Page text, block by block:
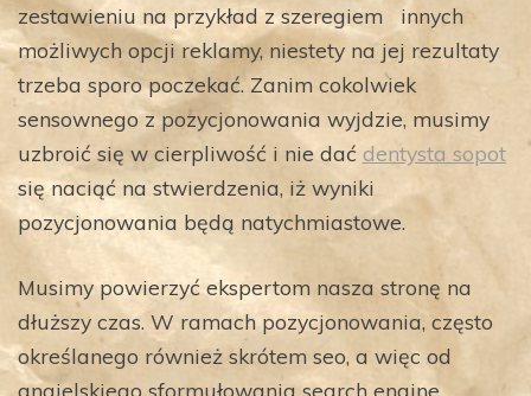
zestawieniu na przykład z szeregiem ​ innych
możliwych opcji reklamy, niestety na jej rezultaty
trzeba sporo poczekać. Zanim cokolwiek
sensownego z pozycjonowania wyjdzie, musimy
uzbroić się w cierpliwość i nie dać dentysta sopot
się naciąć na stwierdzenia, iż wyniki
pozycjonowania będą natychmiastowe.
Musimy powierzyć ekspertom nasza stronę na
dłuższy czas. W ramach pozycjonowania, często
określanego również skrótem seo, a więc od
angielskiego sformułowania search engine